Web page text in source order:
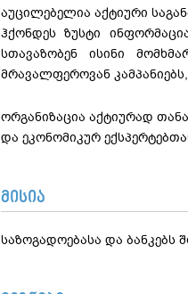
აუცილებელია აქტიური
ჰქონდეს ზუსტი
სთავაზობენ ისინი
მრავალფეროვან
ორგანიზაცია აქტიურად
და ეკონომიკურ
მისია
საზოგადოებასა და ბანკებს